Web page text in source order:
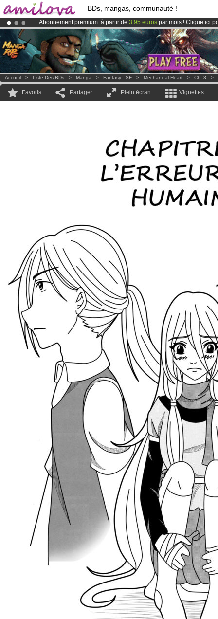
BDs, mangas, communauté !
Abonnement premium: à partir de 3.95 euros par mois ! Clique ici
LeKickstarter Amilova est désormais lancé!.
Déjà 134393membreset 1208BDs & Mangas!
Accueil > Liste Des BDs > Manga > Fantasy - SF > Mechanical Heart > Ch. 3 >
Favoris Partager Plein écran Vignettes